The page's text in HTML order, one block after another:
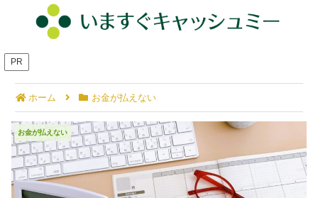
PR
ホーム お金が払えない
私立高校の学費が払えない！困ったときの7つの対処
法
お金が払えない